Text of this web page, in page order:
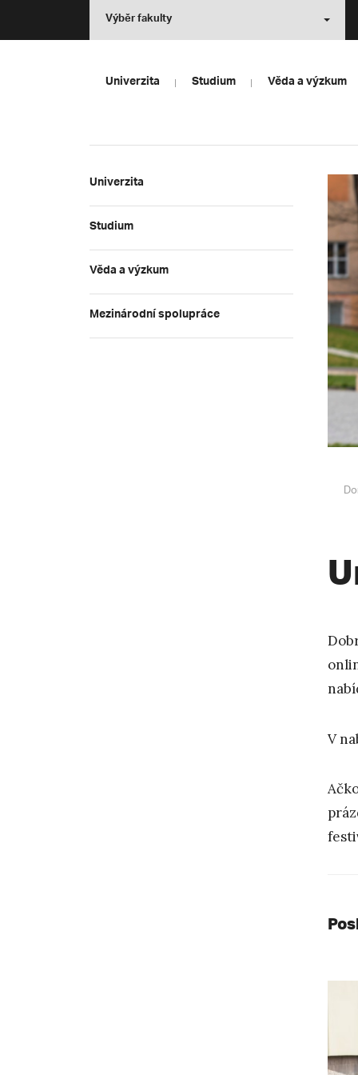
Výběr fakulty
Univerzita Studium Věda a výzkum
Univerzita
Studium
Věda a výzkum
Mezinárodní spolupráce
V